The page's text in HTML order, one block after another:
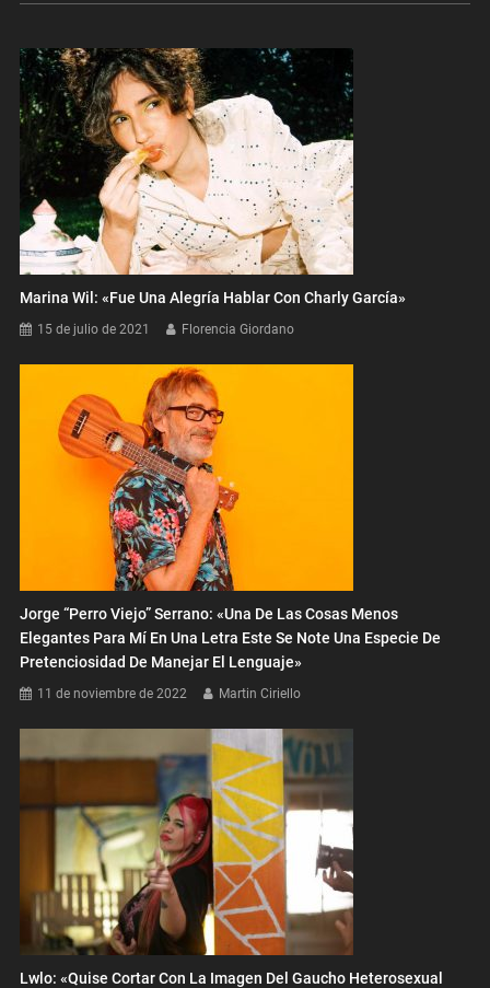
Marina Wil: «Fue Una Alegría Hablar Con Charly García»
15 de julio de 2021 Florencia Giordano
Jorge “Perro Viejo” Serrano: «Una De Las Cosas Menos
Elegantes Para Mí En Una Letra Este Se Note Una Especie De
Pretenciosidad De Manejar El Lenguaje»
11 de noviembre de 2022 Martin Ciriello
Lwlo: «Quise Cortar Con La Imagen Del Gaucho Heterosexual